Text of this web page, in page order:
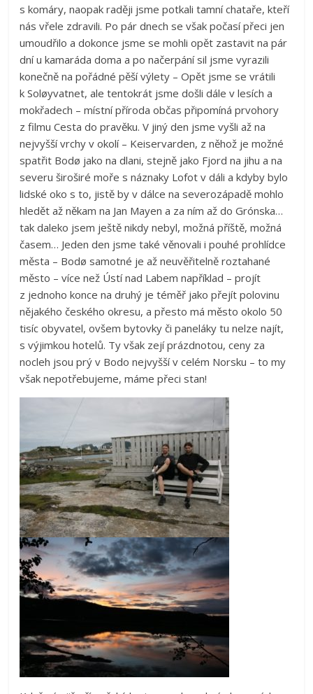
s komáry, naopak raději jsme potkali tamní chataře, kteří
nás vřele zdravili. Po pár dnech se však počasí přeci jen
umoudřilo a dokonce jsme se mohli opět zastavit na pár
dní u kamaráda doma a po načerpání sil jsme vyrazili
konečně na pořádné pěší výlety – Opět jsme se vrátili
k Soløyvatnet, ale tentokrát jsme došli dále v lesích a
mokřadech – místní příroda občas připomíná prvohory
z filmu Cesta do pravěku. V jiný den jsme vyšli až na
nejvyšší vrchy v okolí – Keiservarden, z něhož je možné
spatřit Bodø jako na dlani, stejně jako Fjord na jihu a na
severu široširé moře s náznaky Lofot v dáli a kdyby bylo
lidské oko s to, jistě by v dálce na severozápadě mohlo
hledět až někam na Jan Mayen a za ním až do Grónska…
tak daleko jsem ještě nikdy nebyl, možná příště, možná
časem… Jeden den jsme také věnovali i pouhé prohlídce
města – Bodø samotné je až neuvěřitelně roztahané
město – více než Ústí nad Labem například – projít
z jednoho konce na druhý je téměř jako přejít polovinu
nějakého českého okresu, a přesto má město okolo 50
tisíc obyvatel, ovšem bytovky či paneláky tu nelze najít,
s výjimkou hotelů. Ty však zejí prázdnotou, ceny za
nocleh jsou prý v Bodo nejvyšší v celém Norsku – to my
však nepotřebujeme, máme přeci stan!